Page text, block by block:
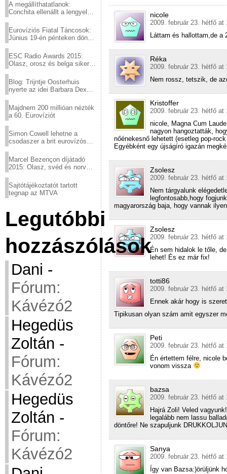
A megállíthatatlanok:
Conchita ellenállt a lengyel
Eurovíziós Fiatal Táncosok:
Június 19-én pénteken döntő
ESC Radio Awards 2015:
Olasz, orosz és belga siker,
Blog: Trijntje Oosterhuis
nyerte az idei Barbara Dex
Majdnem 200 millióan nézték
a 60. Eurovíziót
Simon Cowell lehetne a
csodaszer a brit eurovízós
Marcel Bezençon díjátadó
2015: Olasz, svéd és norvég
Sajtótájékoztatót tartott
tegnap az MTVA
Legutóbbi
hozzászólások
Dani -
Fórum:
Kávézó2
Hegedüs
Zoltán -
Fórum:
Kávézó2
Hegedüs
Zoltán -
Fórum:
Kávézó2
nicole
2009. február 23. hétfő at
Láttam és hallottam,de
Réka
2009. február 23. hétfő at
Nem rossz, tetszik, de
Kristoffer
2009. február 23. hétfő at
nicole, Magna Cum
nagyon hangoztatták,
nőénekesnő lehetett (esetleg pop-
Egyébként egy újságíró igazán
Zsolesz
2009. február 23. hétfő at
Nem tárgyalunk
legfontosabb,hogy
magyarország baja, hogy vannak
Zsolesz
2009. február 23. hétfő at
Én sem hidalok le tőle,
lehet! És ez már fix!
totti86
2009. február 23. hétfő at
Ennek akár hogy is
Tipikusan olyan szám amit egyszer
Peti
2009. február 23. hétfő at
Én értettem félre, nicole
vonom vissza
bazsa
2009. február 23. hétfő at
Hajrá Zoli! Veled
legalább nem lassu
döntőre! Ne szapuljunk
Sanya
2009. február 23. hétfő at
Így van Bazsa:)örüljünk